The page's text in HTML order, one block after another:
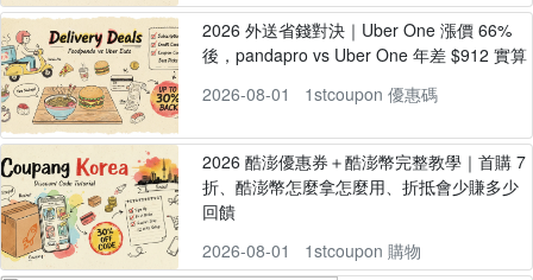
2026 外送省錢對決｜Uber One 漲價 66%
後，pandapro vs Uber One 年差 $912 實算
2026-08-01
1stcoupon 優惠碼
2026 酷澎優惠券＋酷澎幣完整教學｜首購 7
折、酷澎幣怎麼拿怎麼用、折抵會少賺多少
回饋
2026-08-01
1stcoupon 購物